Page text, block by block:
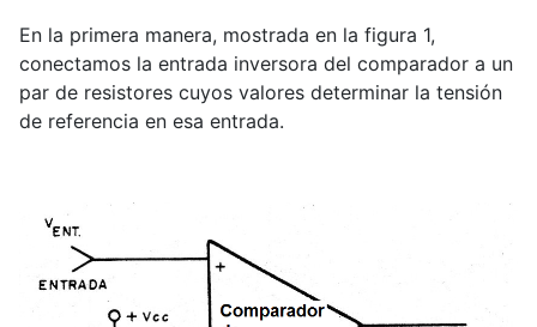
En la primera manera, mostrada en la figura 1,
conectamos la entrada inversora del comparador a un
par de resistores cuyos valores determinar la tensión
de referencia en esa entrada.